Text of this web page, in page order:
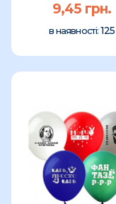
9,45 грн.
в наявності: 125